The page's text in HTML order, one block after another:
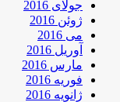
جولای 2016
ژوئن 2016
می 2016
آوریل 2016
مارس 2016
فوریه 2016
ژانویه 2016